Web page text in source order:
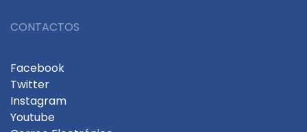
CONTACTOS
Facebook
Twitter
Instagram
Youtube